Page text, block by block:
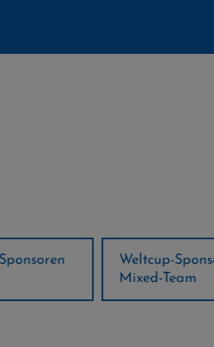
Sponsoren
Team
Regions-